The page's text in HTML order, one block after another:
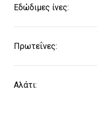
Εδώδιμες ίνες:
Πρωτεΐνες:
Αλάτι: